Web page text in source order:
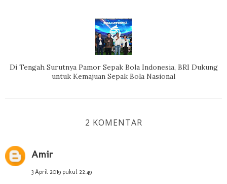
Di Tengah Surutnya Pamor Sepak Bola Indonesia, BRI Dukung
untuk Kemajuan Sepak Bola Nasional
2 KOMENTAR
Amir
3 April 2019 pukul 22.49